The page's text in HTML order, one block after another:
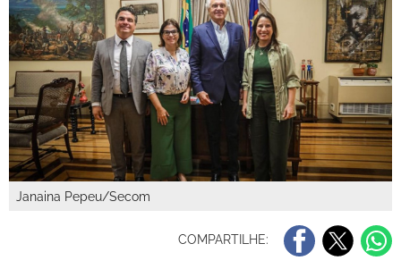
Janaina Pepeu/Secom
COMPARTILHE: